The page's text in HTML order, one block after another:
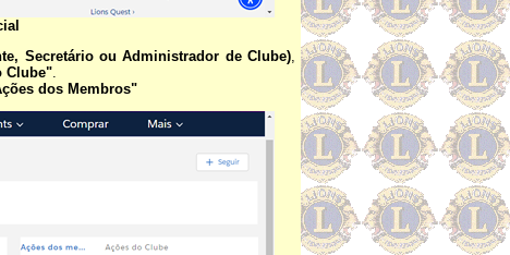
Secretário ou Administrador de Clube),
Clube".
dos Membros"